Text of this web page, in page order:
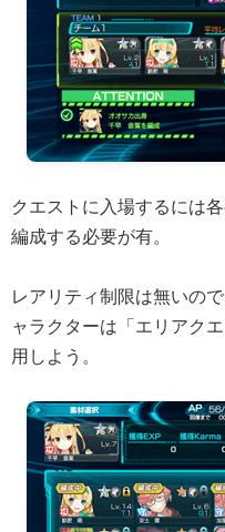
クエストに入場するには
編成する必要が有。
レアリティ制限は無いの
ャラクターは「エリアク
用しよう。